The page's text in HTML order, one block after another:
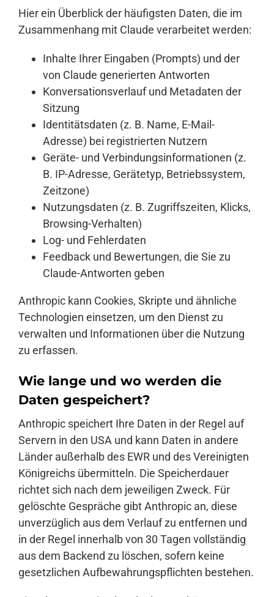
Hier ein Überblick der häufigsten Daten, die im
Zusammenhang mit Claude verarbeitet werden:
Inhalte Ihrer Eingaben (Prompts) und der
von Claude generierten Antworten
Konversationsverlauf und Metadaten der
Sitzung
Identitätsdaten (z. B. Name, E-Mail-
Adresse) bei registrierten Nutzern
Geräte- und Verbindungsinformationen (z.
B. IP-Adresse, Gerätetyp, Betriebssystem,
Zeitzone)
Nutzungsdaten (z. B. Zugriffszeiten, Klicks,
Browsing-Verhalten)
Log- und Fehlerdaten
Feedback und Bewertungen, die Sie zu
Claude-Antworten geben
Anthropic kann Cookies, Skripte und ähnliche
Technologien einsetzen, um den Dienst zu
verwalten und Informationen über die Nutzung
zu erfassen.
Wie lange und wo werden die
Daten gespeichert?
Anthropic speichert Ihre Daten in der Regel auf
Servern in den USA und kann Daten in andere
Länder außerhalb des EWR und des Vereinigten
Königreichs übermitteln. Die Speicherdauer
richtet sich nach dem jeweiligen Zweck. Für
gelöschte Gespräche gibt Anthropic an, diese
unverzüglich aus dem Verlauf zu entfernen und
in der Regel innerhalb von 30 Tagen vollständig
aus dem Backend zu löschen, sofern keine
gesetzlichen Aufbewahrungspflichten bestehen.